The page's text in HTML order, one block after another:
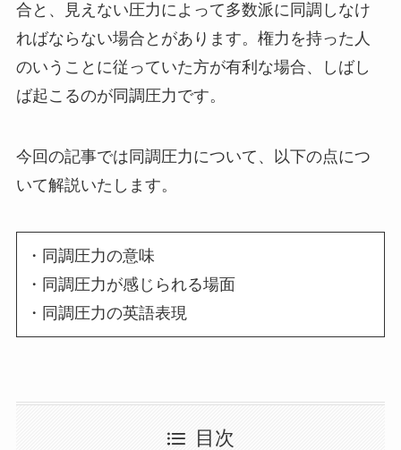
合と、見えない圧力によって多数派に同調しなけ
ればならない場合とがあります。権力を持った人
のいうことに従っていた方が有利な場合、しばし
ば起こるのが同調圧力です。
今回の記事では同調圧力について、以下の点につ
いて解説いたします。
・同調圧力の意味
・同調圧力が感じられる場面
・同調圧力の英語表現
目次